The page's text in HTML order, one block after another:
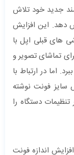
جدید خود تلاش
دهد. این افزایش
های قبلی اپل با
تماشای تصویر و
اما در ارتباط با
سایز فونت نوشته
دستگاه را
اندازه فونت